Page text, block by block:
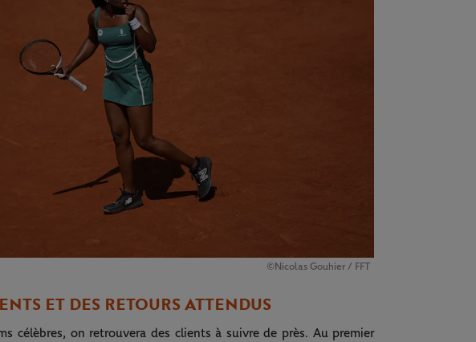
©Nicolas Gouhier / FFT
ET DES RETOURS ATTENDUS
célèbres, on retrouvera des clients à suivre de près. Au premier